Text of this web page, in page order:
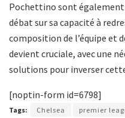
Pochettino sont
débat sur sa capacité à
composition de l’équipe et
devient cruciale, avec une
solutions pour inverser
[noptin-form id=6798]
Tags: Chelsea premier